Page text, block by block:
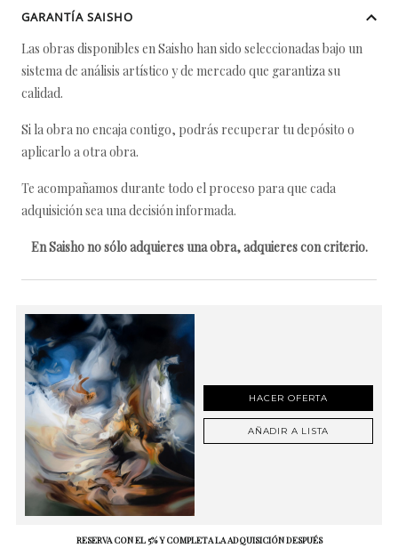
GARANTÍA SAISHO
Las obras disponibles en Saisho han sido seleccionadas bajo un
sistema de análisis artístico y de mercado que garantiza su
calidad.
Si la obra no encaja contigo, podrás recuperar tu depósito o
aplicarlo a otra obra.
Te acompañamos durante todo el proceso para que cada
adquisición sea una decisión informada.
En Saisho no sólo adquieres una obra, adquieres con criterio.
HACER OFERTA
AÑADIR A LISTA
RESERVA CON EL 5% Y COMPLETA LA ADQUISICIÓN DESPUÉS